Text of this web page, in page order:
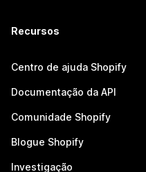
Recursos
Centro de ajuda Shopify
Documentação da API
Comunidade Shopify
Blogue Shopify
Investigação